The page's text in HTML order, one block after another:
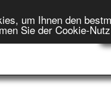
um Ihnen den
Sie der Cookie-